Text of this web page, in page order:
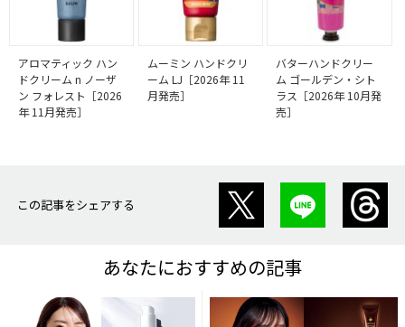
アロマティック ハン
ドクリーム n ノーザ
ン フォレスト［2026
年 11月発売］
ムーミン ハンドクリ
ーム LJ［2026年 11
月発売］
バターハンドクリー
ム ゴールデン・シト
ラス［2026年 10月発
売］
この記事をシェアする
あなたにおすすめの記事